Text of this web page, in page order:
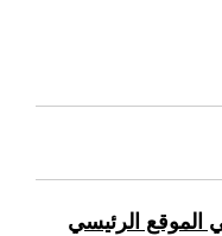
الموقع الرئيسي